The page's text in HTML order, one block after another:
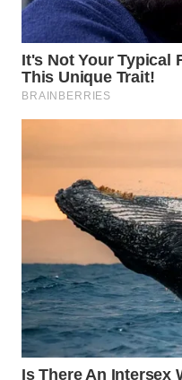
BEKASI
WN
BOGOR
DEPOK
UTARA
WN
SAMOSIR